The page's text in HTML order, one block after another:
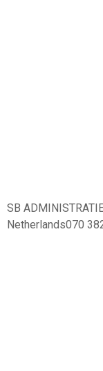
SB
Netherlands070